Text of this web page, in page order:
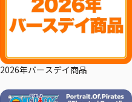
2026年バースデイ商品